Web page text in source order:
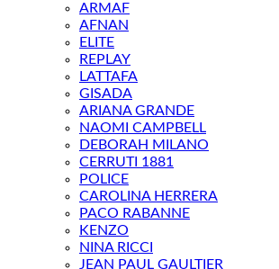
ARMAF
AFNAN
ELITE
REPLAY
LATTAFA
GISADA
ARIANA GRANDE
NAOMI CAMPBELL
DEBORAH MILANO
CERRUTI 1881
POLICE
CAROLINA HERRERA
PACO RABANNE
KENZO
NINA RICCI
JEAN PAUL GAULTIER